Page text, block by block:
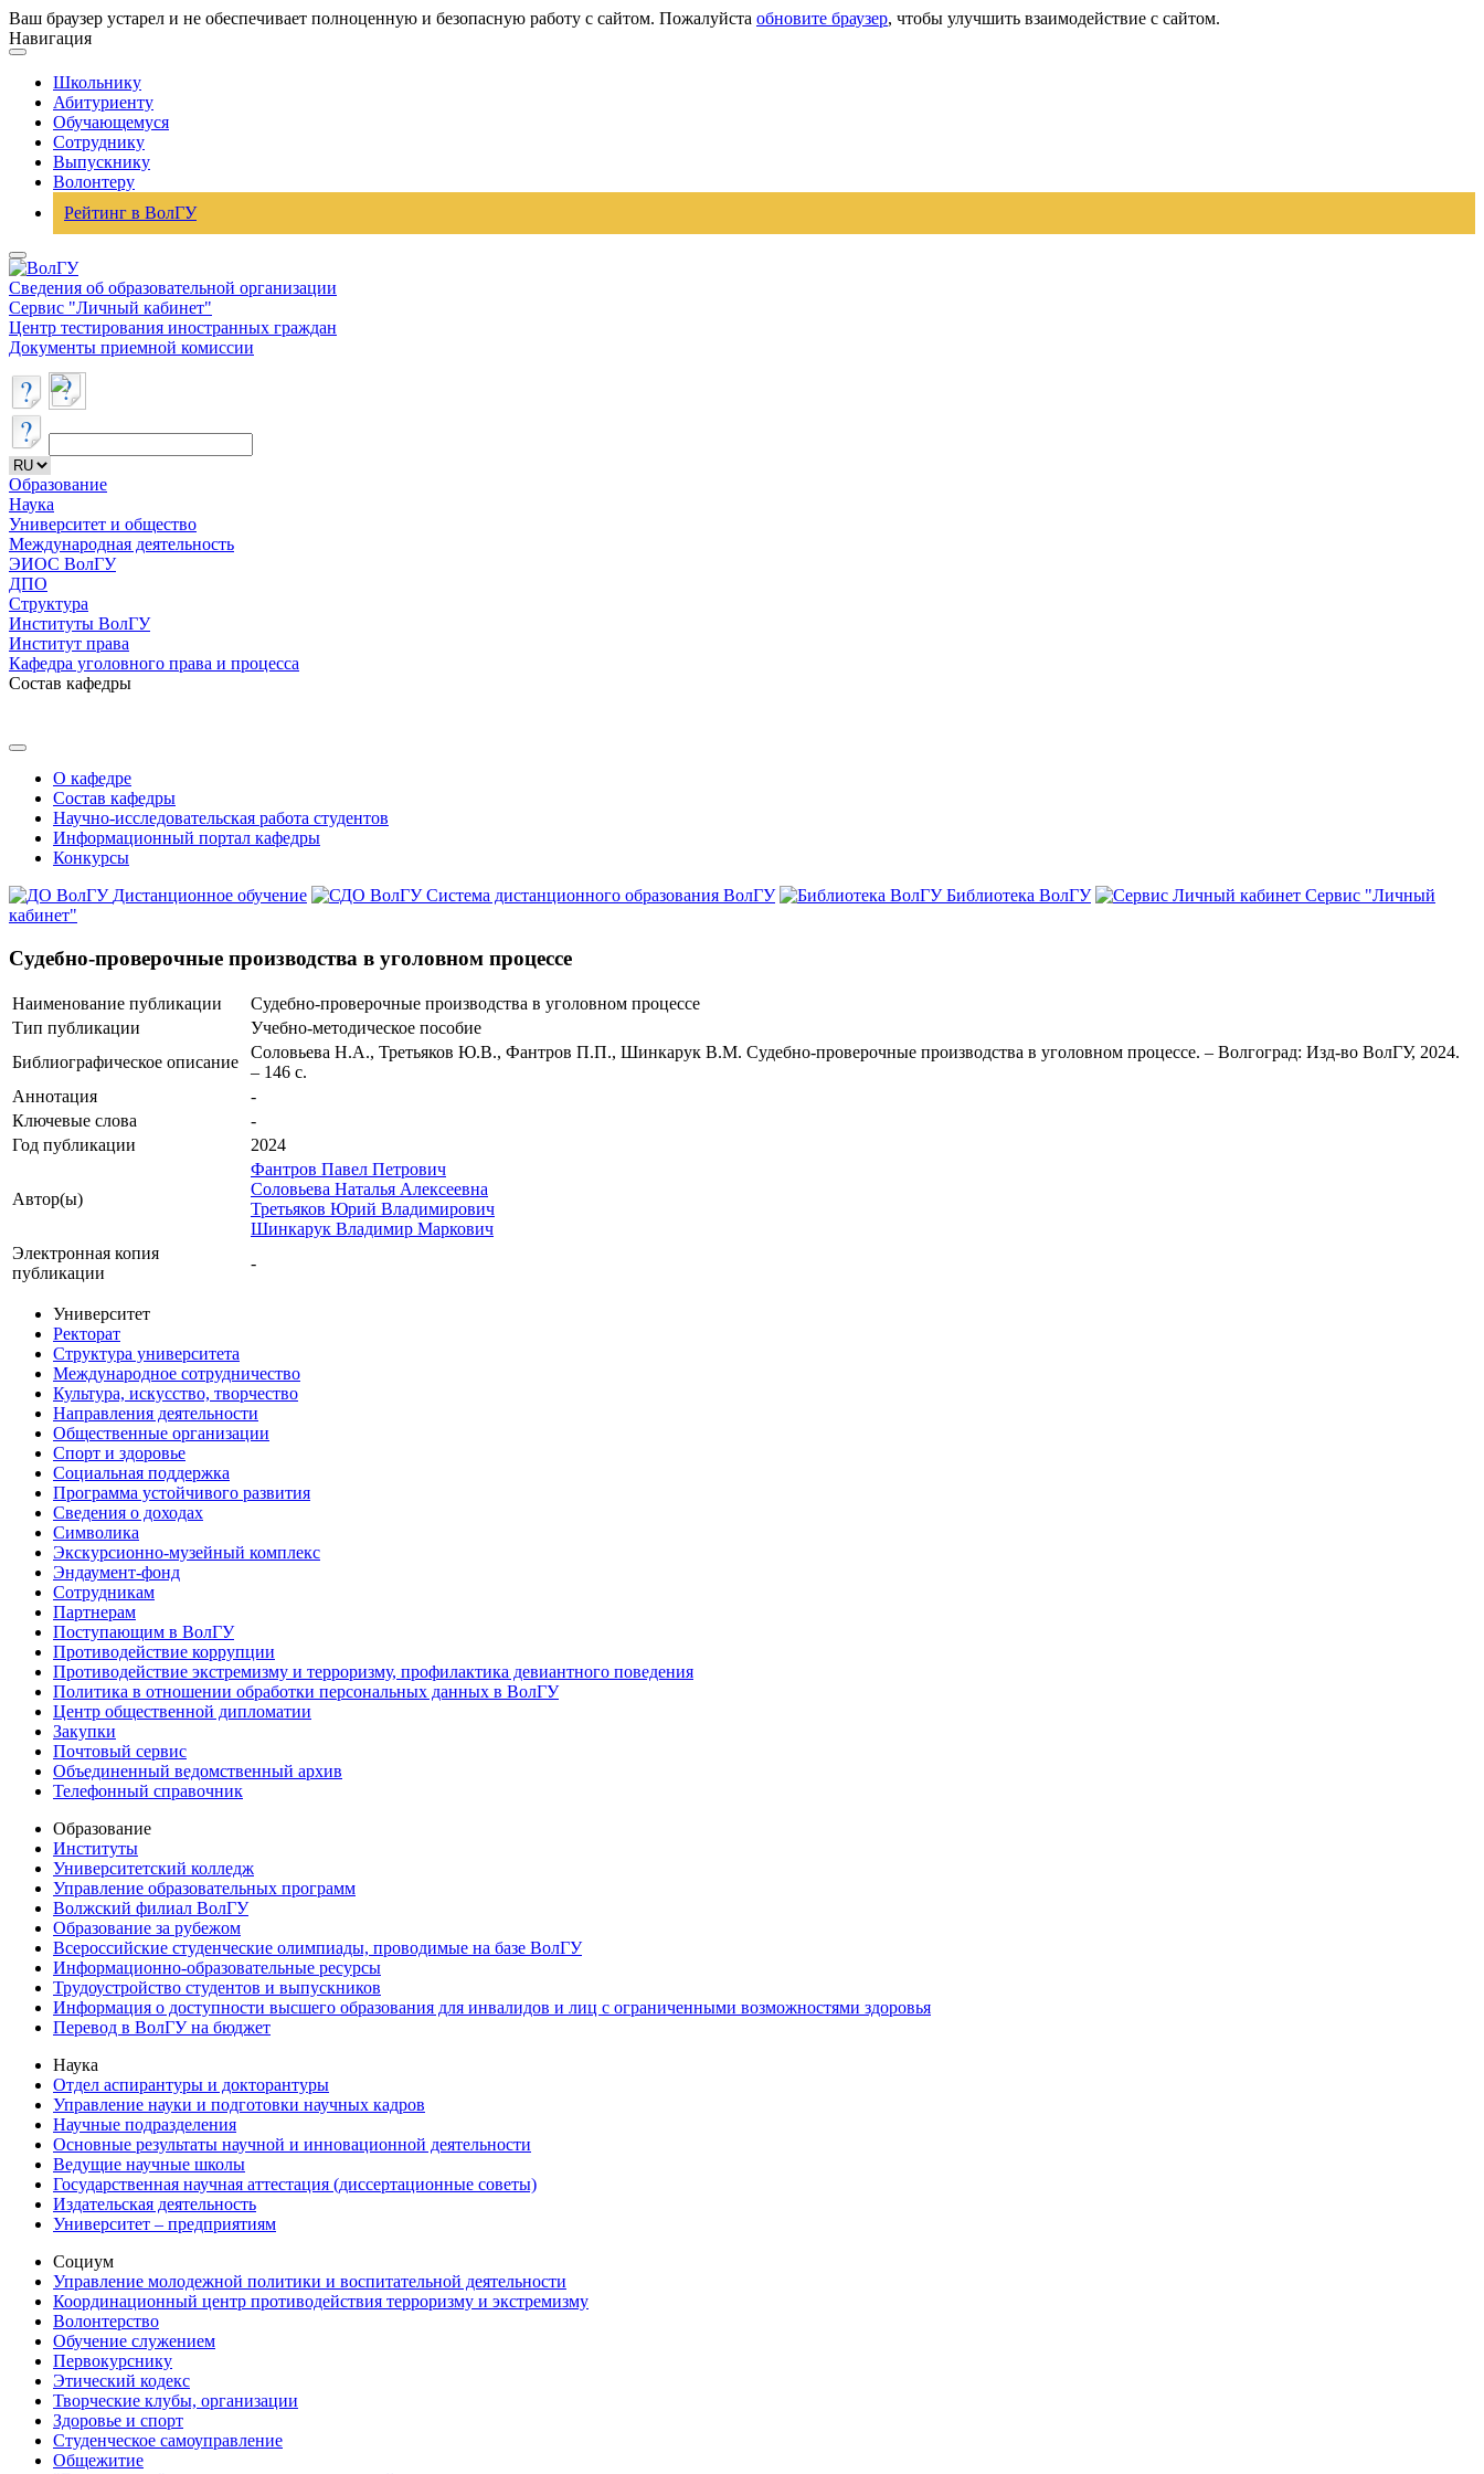
Ваш браузер устарел и не обеспечивает полноценную и безопасную работу с сайтом. Пожалуйста обновите браузер, чтобы улучшить взаимодействие с сайтом.
Навигация
Школьнику
Абитуриенту
Обучающемуся
Сотруднику
Выпускнику
Волонтеру
Рейтинг в ВолГУ
Сведения об образовательной организации
Сервис "Личный кабинет"
Центр тестирования иностранных граждан
Документы приемной комиссии
Образование
Наука
Университет и общество
Международная деятельность
ЭИОС ВолГУ
ДПО
Структура
Институты ВолГУ
Институт права
Кафедра уголовного права и процесса
Состав кафедры
О кафедре
Состав кафедры
Научно-исследовательская работа студентов
Информационный портал кафедры
Конкурсы
Дистанционное обучение
Система дистанционного образования ВолГУ Библиотека ВолГУ
Сервис "Личный
кабинет"
Судебно-проверочные производства в уголовном процессе
Наименование публикации
Судебно-проверочные производства в уголовном процессе
Тип публикации
Учебно-методическое пособие
Библиографическое описание
Соловьева Н.А., Третьяков Ю.В., Фантров П.П., Шинкарук В.М. Судебно-проверочные производства в уголовном процессе. – Волгоград: Изд-во ВолГУ, 2024.
– 146 с.
Аннотация
-
Ключевые cлова
-
Год публикации
2024
Автор(ы)
Фантров Павел Петрович
Соловьева Наталья Алексеевна
Третьяков Юрий Владимирович
Шинкарук Владимир Маркович
Электронная копия
публикации
-
Университет
Ректорат
Структура университета
Международное сотрудничество
Культура, искусство, творчество
Направления деятельности
Общественные организации
Спорт и здоровье
Социальная поддержка
Программа устойчивого развития
Сведения о доходах
Символика
Экскурсионно-музейный комплекс
Эндаумент-фонд
Сотрудникам
Партнерам
Поступающим в ВолГУ
Противодействие коррупции
Противодействие экстремизму и терроризму, профилактика девиантного поведения
Политика в отношении обработки персональных данных в ВолГУ
Центр общественной дипломатии
Закупки
Почтовый сервис
Объединенный ведомственный архив
Телефонный справочник
Образование
Институты
Университетский колледж
Управление образовательных программ
Волжский филиал ВолГУ
Образование за рубежом
Всероссийские студенческие олимпиады, проводимые на базе ВолГУ
Информационно-образовательные ресурсы
Трудоустройство студентов и выпускников
Информация о доступности высшего образования для инвалидов и лиц с ограниченными возможностями здоровья
Перевод в ВолГУ на бюджет
Наука
Отдел аспирантуры и докторантуры
Управление науки и подготовки научных кадров
Научные подразделения
Основные результаты научной и инновационной деятельности
Ведущие научные школы
Государственная научная аттестация (диссертационные советы)
Издательская деятельность
Университет – предприятиям
Социум
Управление молодежной политики и воспитательной деятельности
Координационный центр противодействия терроризму и экстремизму
Волонтерство
Обучение служением
Первокурснику
Этический кодекс
Творческие клубы, организации
Здоровье и спорт
Студенческое самоуправление
Общежитие